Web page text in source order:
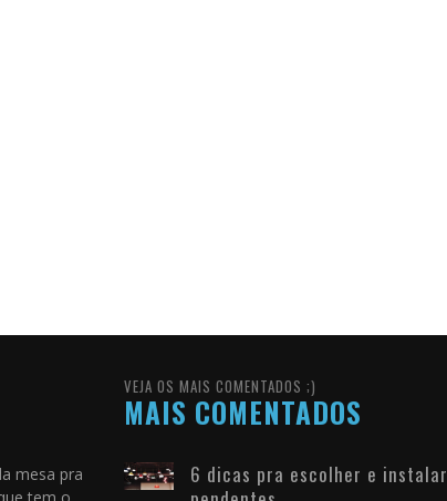
mesa pra
VEJA OS MAIS COMENTADOS ;)
MAIS COMENTADOS
6 dicas pra escolher e instalar